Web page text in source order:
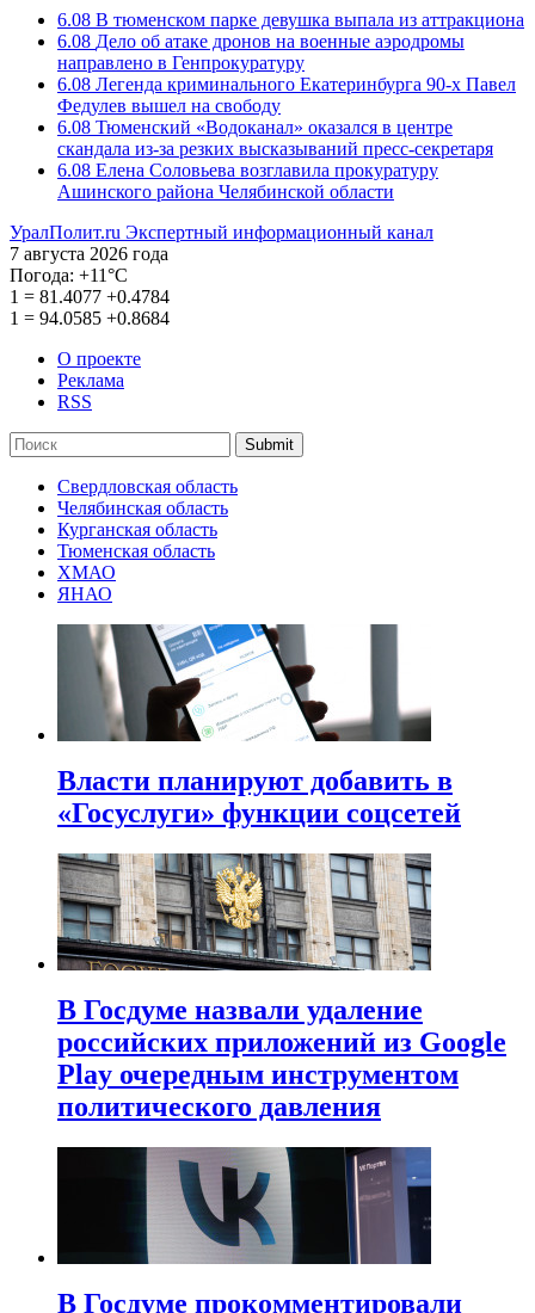
6.08 В тюменском парке девушка выпала из аттракциона
6.08 Дело об атаке дронов на военные аэродромы
направлено в Генпрокуратуру
6.08 Легенда криминального Екатеринбурга 90-х Павел
Федулев вышел на свободу
6.08 Тюменский «Водоканал» оказался в центре
скандала из-за резких высказываний пресс-секретаря
6.08 Елена Соловьева возглавила прокуратуру
Ашинского района Челябинской области
УралПолит.ru Экспертный информационный канал
7 августа 2026 года
Погода: +11°С
1 = 81.4077 +0.4784
1 = 94.0585 +0.8684
О проекте
Реклама
RSS
Submit
Свердловская область
Челябинская область
Курганская область
Тюменская область
ХМАО
ЯНАО
Власти планируют добавить в
«Госуслуги» функции соцсетей
В Госдуме назвали удаление
российских приложений из Google
Play очередным инструментом
политического давления
В Госдуме прокомментировали